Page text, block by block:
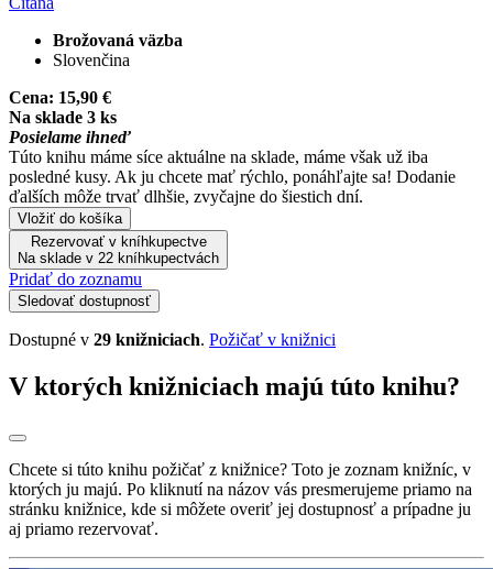
Brožovaná väzba
Slovenčina
Cena: 15,90 €
Na sklade 3 ks
Posielame ihneď
Túto knihu máme síce aktuálne na sklade, máme však už iba
posledné kusy. Ak ju chcete mať rýchlo, ponáhľajte sa! Dodanie
ďalších môže trvať dlhšie, zvyčajne do šiestich dní.
Vložiť do košíka
Rezervovať v kníhkupectve
Na sklade v 22 kníhkupectvách
Pridať do zoznamu
Sledovať dostupnosť
Dostupné v 29 knižniciach. Požičať v knižnici
V ktorých knižniciach majú túto knihu?
Chcete si túto knihu požičať z knižnice? Toto je zoznam knižníc, v
ktorých ju majú. Po kliknutí na názov vás presmerujeme priamo na
stránku knižnice, kde si môžete overiť jej dostupnosť a prípadne ju
aj priamo rezervovať.